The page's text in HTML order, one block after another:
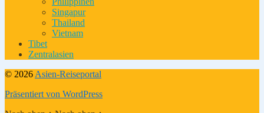
Singapur
Thailand
Vietnam
Tibet
Zentralasien
© 2026 Asien-Reiseportal
Präsentiert von WordPress